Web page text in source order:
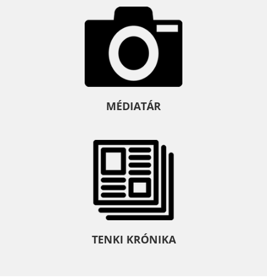
MÉDIATÁR
TENKI KRÓNIKA